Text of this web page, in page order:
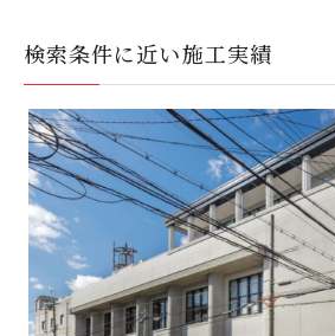
検索条件に近い施工実績